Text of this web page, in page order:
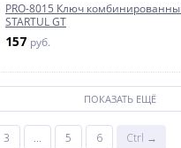
PRO-8015 Ключ
STARTUL GT
157 руб.
ПОКАЗАТЬ ЕЩЁ
3 ... 5 6 Ctrl →